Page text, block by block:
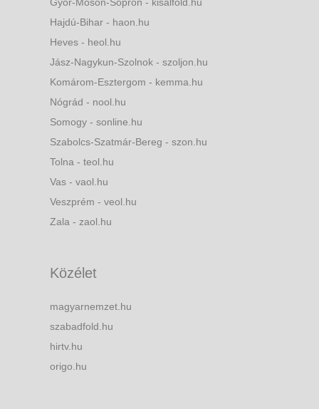
Győr-Moson-Sopron - kisalfold.hu
Hajdú-Bihar - haon.hu
Heves - heol.hu
Jász-Nagykun-Szolnok - szoljon.hu
Komárom-Esztergom - kemma.hu
Nógrád - nool.hu
Somogy - sonline.hu
Szabolcs-Szatmár-Bereg - szon.hu
Tolna - teol.hu
Vas - vaol.hu
Veszprém - veol.hu
Zala - zaol.hu
Közélet
magyarnemzet.hu
szabadfold.hu
hirtv.hu
origo.hu